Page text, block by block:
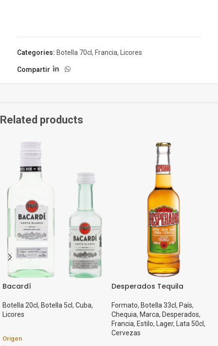
Categories: Botella 70cl, Francia, Licores
Compartir
Related products
Bacardí
Botella 20cl, Botella 5cl, Cuba,
Licores
Origen
Desperados Tequila
Formato, Botella 33cl, País,
Chequia, Marca, Desperados,
Francia, Estilo, Lager, Lata 50cl,
Cervezas